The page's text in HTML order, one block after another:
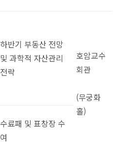
하반기 부동산 전망
및 과학적 자산관리
전략
호암교수
회관
(무궁화
홀)
수료패 및 표창장 수
여